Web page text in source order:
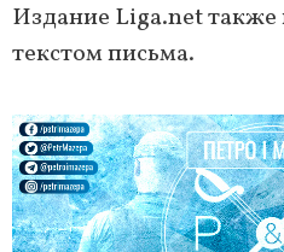
Издание Liga.net
текстом письма.